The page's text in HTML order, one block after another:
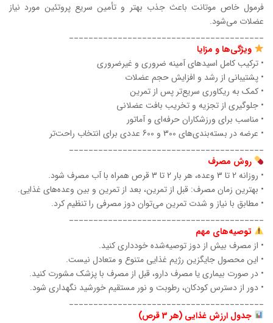
فرمول خاص موتانت باعث جذب بهتر و تأمین سریع پروتئین مورد نیاز
عضلات می‌شود.
________________________________________
ویژگی‌ها و مزایا
• ترکیب کامل اسیدهای آمینه ضروری و غیرضروری
• پشتیبانی از رشد و افزایش حجم عضلات
• کمک به ریکاوری سریع‌تر پس از تمرین
• جلوگیری از تجزیه و تخریب بافت عضلانی
• مناسب برای ورزشکاران حرفه‌ای و آماتور
• عرضه در بسته‌بندی‌های 300 و 600 عددی برای انتخاب راحت‌تر
________________________________________
روش مصرف
• روزانه 2 تا 3 وعده، هر بار 2 تا 3 قرص همراه با آب مصرف شود.
• بهترین زمان مصرف: قبل از تمرین، بعد از تمرین و بین وعده‌های غذایی.
• مطابق با نیاز و شدت تمرین می‌توان دوز مصرفی را تنظیم کرد.
________________________________________
توصیه‌های مهم
• از مصرف بیش از دوز توصیه‌شده خودداری کنید.
• این محصول جایگزین رژیم غذایی متنوع و متعادل نیست.
• در صورت بیماری یا مصرف دارو، قبل از مصرف با پزشک مشورت کنید.
• دور از دسترس کودکان، رطوبت و نور مستقیم خورشید نگهداری شود.
________________________________________
جدول ارزش غذایی (هر 3 قرص)